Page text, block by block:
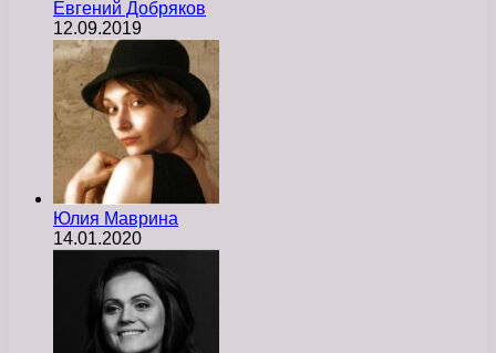
Евгений Добряков
12.09.2019
Юлия Маврина
14.01.2020